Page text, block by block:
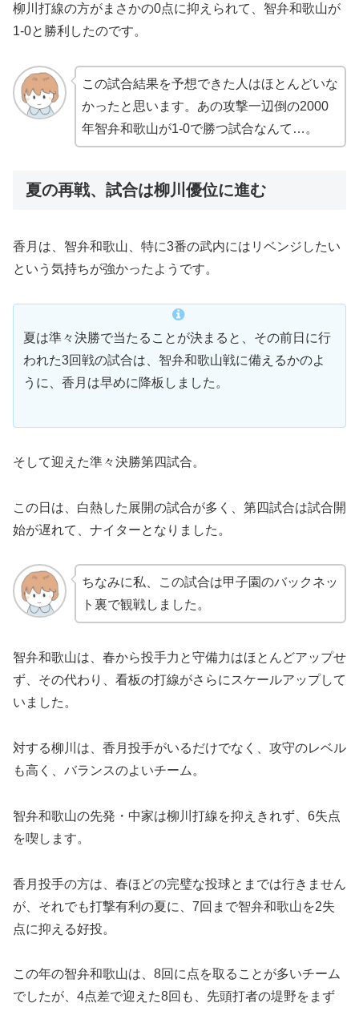
柳川打線の方がまさかの0点に抑えられて、智弁和歌山が
1-0と勝利したのです。
この試合結果を予想できた人はほとんどいな
かったと思います。あの攻撃一辺倒の2000
年智弁和歌山が1-0で勝つ試合なんて…。
夏の再戦、試合は柳川優位に進む
香月は、智弁和歌山、特に3番の武内にはリベンジしたい
という気持ちが強かったようです。
夏は準々決勝で当たることが決まると、その前日に行
われた3回戦の試合は、智弁和歌山戦に備えるかのよ
うに、香月は早めに降板しました。
そして迎えた準々決勝第四試合。
この日は、白熱した展開の試合が多く、第四試合は試合開
始が遅れて、ナイターとなりました。
ちなみに私、この試合は甲子園のバックネッ
ト裏で観戦しました。
智弁和歌山は、春から投手力と守備力はほとんどアップせ
ず、その代わり、看板の打線がさらにスケールアップして
いました。
対する柳川は、香月投手がいるだけでなく、攻守のレベル
も高く、バランスのよいチーム。
智弁和歌山の先発・中家は柳川打線を抑えきれず、6失点
を喫します。
香月投手の方は、春ほどの完璧な投球とまでは行きません
が、それでも打撃有利の夏に、7回まで智弁和歌山を2失
点に抑える好投。
この年の智弁和歌山は、8回に点を取ることが多いチーム
でしたが、4点差で迎えた8回も、先頭打者の堤野をまず